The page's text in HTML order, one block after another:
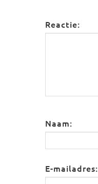
Reactie:
Naam:
E-mailadres: